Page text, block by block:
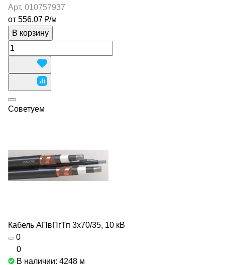
Арт. 010757937
от 556.07 ₽/м
В корзину
Советуем
Кабель АПвПгТп 3х70/35, 10 кВ
0
0
В наличии: 4248 м